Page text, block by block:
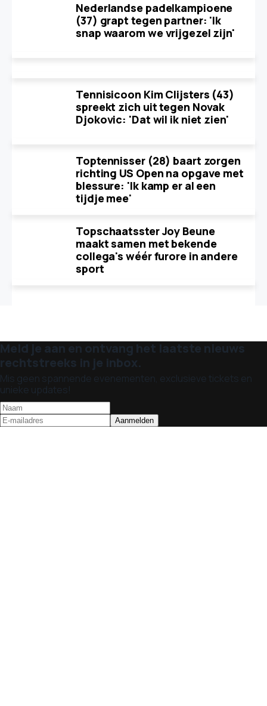
Nederlandse padelkampioene
(37) grapt tegen partner: 'Ik
snap waarom we vrijgezel zijn'
Tennisicoon Kim Clijsters (43)
spreekt zich uit tegen Novak
Djokovic: 'Dat wil ik niet zien'
Toptennisser (28) baart zorgen
richting US Open na opgave met
blessure: 'Ik kamp er al een
tijdje mee'
Topschaatsster Joy Beune
maakt samen met bekende
collega's wéér furore in andere
sport
Meld je aan en ontvang het laatste nieuws
rechtstreeks in je inbox.
Mis geen spannende evenementen, exclusieve tickets en
unieke updates!